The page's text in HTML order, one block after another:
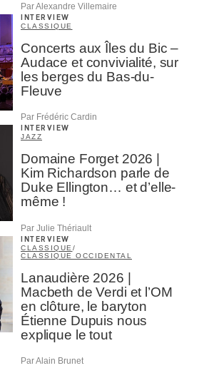
Par Alexandre Villemaire
INTERVIEW
CLASSIQUE
Concerts aux Îles du Bic –
Audace et convivialité, sur
les berges du Bas-du-
Fleuve
Par Frédéric Cardin
INTERVIEW
JAZZ
Domaine Forget 2026 |
Kim Richardson parle de
Duke Ellington… et d’elle-
même !
Par Julie Thériault
INTERVIEW
CLASSIQUE /
CLASSIQUE OCCIDENTAL
Lanaudière 2026 |
Macbeth de Verdi et l’OM
en clôture, le baryton
Étienne Dupuis nous
explique le tout
Par Alain Brunet